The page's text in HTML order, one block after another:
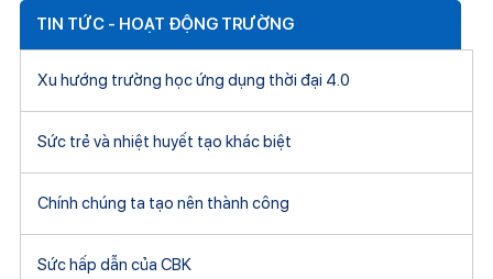
TIN TỨC - HOẠT ĐỘNG TRƯỜNG
Xu hướng trường học ứng dụng thời đại 4.0
Sức trẻ và nhiệt huyết tạo khác biệt
Chính chúng ta tạo nên thành công
Sức hấp dẫn của CBK